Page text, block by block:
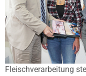
Fleischverarbeitung